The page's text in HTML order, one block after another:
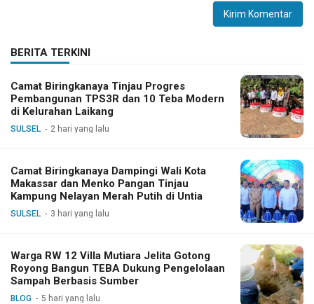
BERITA TERKINI
Camat Biringkanaya Tinjau Progres
Pembangunan TPS3R dan 10 Teba Modern
di Kelurahan Laikang
SULSEL 2 hari yang lalu
Camat Biringkanaya Dampingi Wali Kota
Makassar dan Menko Pangan Tinjau
Kampung Nelayan Merah Putih di Untia
SULSEL 3 hari yang lalu
Warga RW 12 Villa Mutiara Jelita Gotong
Royong Bangun TEBA Dukung Pengelolaan
Sampah Berbasis Sumber
BLOG 5 hari yang lalu